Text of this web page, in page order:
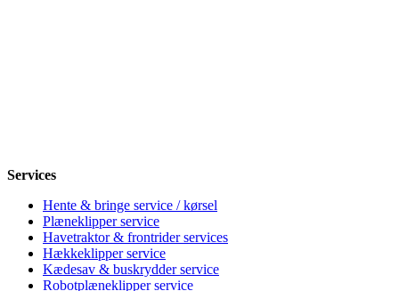
Services
Hente & bringe service / kørsel
Plæneklipper service
Havetraktor & frontrider services
Hækkeklipper service
Kædesav & buskrydder service
Robotplæneklipper service